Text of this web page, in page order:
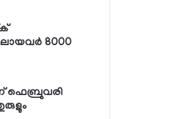
8000
ഫെബ്രുവരി